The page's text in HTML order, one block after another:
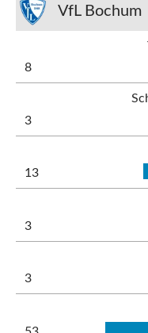
VfL Bochum
8
3
13
3
3